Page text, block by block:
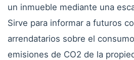
un inmueble mediante una
Sirve para informar a futuros
arrendatarios sobre el
emisiones de CO2 de la